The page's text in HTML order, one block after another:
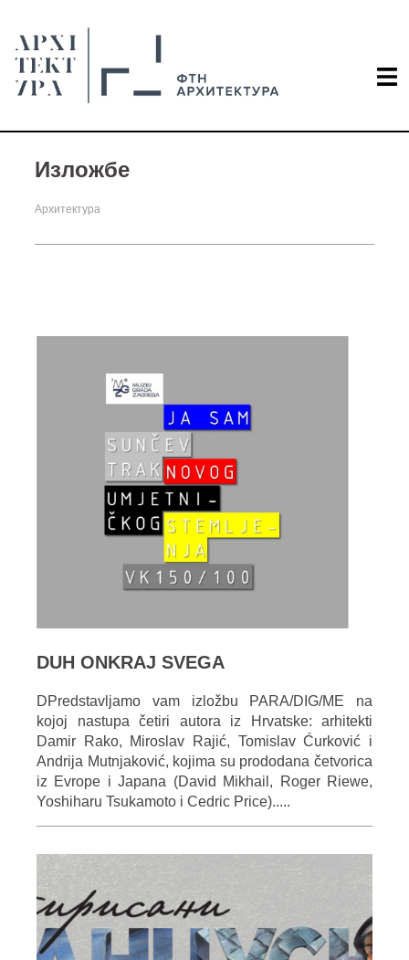
Изложбе
Архитектура
DUH ONKRAJ SVEGA
DPredstavljamo vam izložbu PARA/DIG/ME na
kojoj nastupa četiri autora iz Hrvatske: arhitekti
Damir Rako, Miroslav Rajić, Tomislav Ćurković i
Andrija Mutnjaković, kojima su prododana četvorica
iz Evrope i Japana (David Mikhail, Roger Riewe,
Yoshiharu Tsukamoto i Cedric Price).....